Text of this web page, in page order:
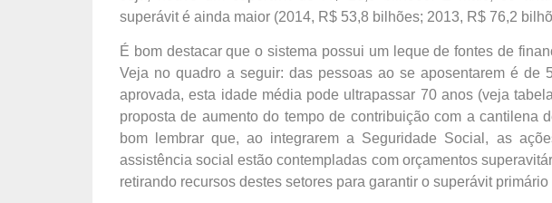
superávit é ainda maior (2014, R$ 53,8 bilhões; 2013, R$ 76,2
É bom destacar que o sistema possui um leque de fontes de
Veja no quadro a seguir: das pessoas ao se aposentarem é de
aprovada, esta idade média pode ultrapassar 70 anos (veja
proposta de aumento do tempo de contribuição com a cantilena
bom lembrar que, ao integrarem a Seguridade Social, as
assistência social estão contempladas com orçamentos
retirando recursos destes setores para garantir o superávit